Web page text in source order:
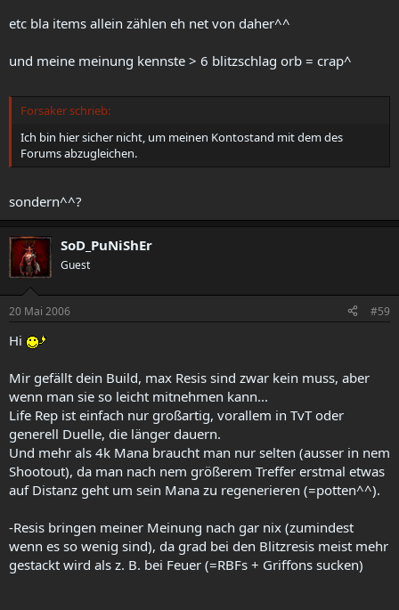
etc bla items allein zählen eh net von daher^^
und meine meinung kennste > 6 blitzschlag orb = crap^
Forsaker schrieb:
Ich bin hier sicher nicht, um meinen Kontostand mit dem des
Forums abzugleichen.
sondern^^?
SoD_PuNiShEr
Guest
20 Mai 2006 #59
Hi
Mir gefällt dein Build, max Resis sind zwar kein muss, aber
wenn man sie so leicht mitnehmen kann...
Life Rep ist einfach nur großartig, vorallem in TvT oder
generell Duelle, die länger dauern.
Und mehr als 4k Mana braucht man nur selten (ausser in nem
Shootout), da man nach nem größerem Treffer erstmal etwas
auf Distanz geht um sein Mana zu regenerieren (=potten^^).
-Resis bringen meiner Meinung nach gar nix (zumindest
wenn es so wenig sind), da grad bei den Blitzresis meist mehr
gestackt wird als z. B. bei Feuer (=RBFs + Griffons sucken)